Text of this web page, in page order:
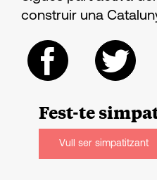
construir una
Fest-te
Vull ser simpatitzant